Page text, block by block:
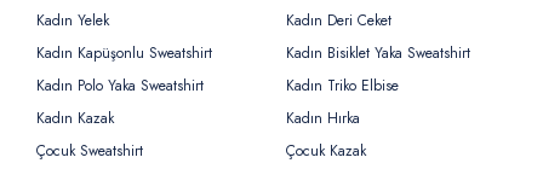
Kadın Yelek
Kadın Deri Ceket
Kadın Kapüşonlu Sweatshirt
Kadın Bisiklet Yaka Sweatshirt
Kadın Polo Yaka Sweatshirt
Kadın Triko Elbise
Kadın Kazak
Kadın Hırka
Çocuk Sweatshirt
Çocuk Kazak